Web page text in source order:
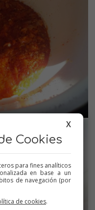
X
Cookies
para fines analíticos
en base a un
de navegación (por
de cookies.